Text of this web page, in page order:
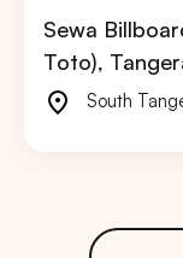
Sewa
Toto),
South